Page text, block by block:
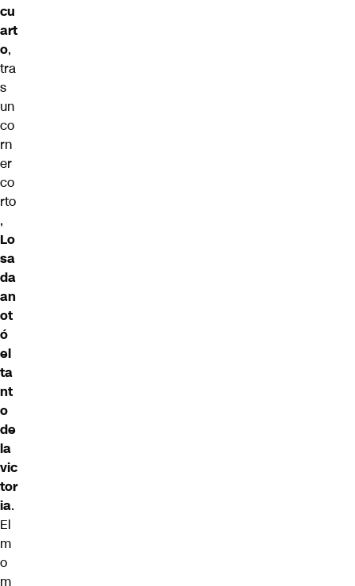
cu
art
o,
tra
s
un
co
rn
er
co
rto
,
Lo
sa
da
an
ot
ó
el
ta
nt
o
de
la
vic
tor
ia.
El
m
o
m